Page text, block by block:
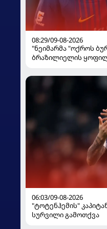
08:29/09-08-2026
"ნეიმარმა "ოქროს
ბრაზილიელის
06:03/09-08-2026
"ტოტენჰემის"
სურვილი გამოთქვა